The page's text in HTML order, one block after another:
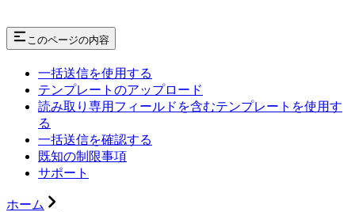
このページの内容
一括送信を使用する
テンプレートのアップロード
読み取り専用フィールドを含むテンプレートを使用す
る
一括送信を確認する
既知の制限事項
サポート
ホーム